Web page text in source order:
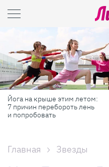
Йога на крыше этим летом:
7 причин перебороть лень
и попробовать
Главная Звезды